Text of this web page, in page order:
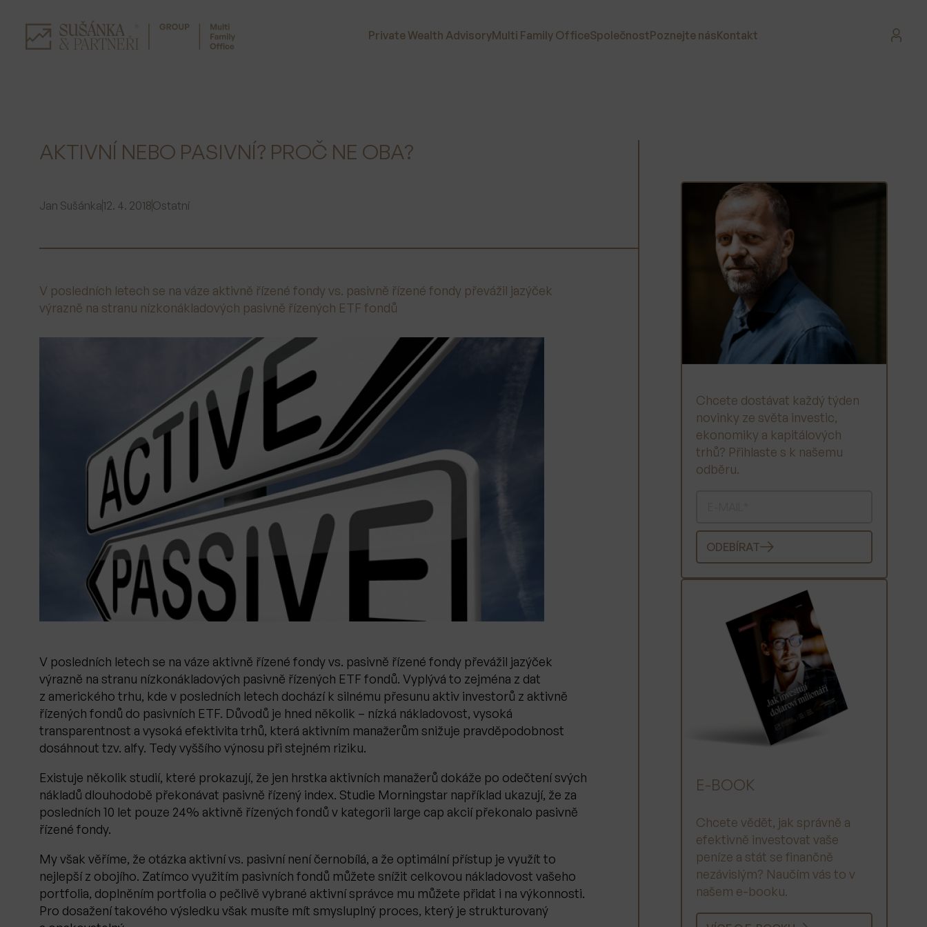
Private Wealth AdvisoryMulti Family OfficeSpolečnostPoznejte násKontakt
AKTIVNÍ NEBO PASIVNÍ? PROČ NE OBA?
Jan Sušánka12. 4. 2018Ostatní
V posledních letech se na váze aktivně řízené fondy vs. pasivně řízené fondy převážil jazýček
výrazně na stranu nízkonákladových pasivně řízených ETF fondů
V posledních letech se na váze aktivně řízené fondy vs. pasivně řízené fondy převážil jazýček
výrazně na stranu nízkonákladových pasivně řízených ETF fondů. Vyplývá to zejména z dat
z amerického trhu, kde v posledních letech dochází k silnému přesunu aktiv investorů z aktivně
řízených fondů do pasivních ETF. Důvodů je hned několik – nízká nákladovost, vysoká
transparentnost a vysoká efektivita trhů, která aktivním manažerům snižuje pravděpodobnost
dosáhnout tzv. alfy. Tedy vyššího výnosu při stejném riziku.
Existuje několik studií, které prokazují, že jen hrstka aktivních manažerů dokáže po odečtení svých
nákladů dlouhodobě překonávat pasivně řízený index. Studie Morningstar například ukazují, že za
posledních 10 let pouze 24% aktivně řízených fondů v kategorii large cap akcií překonalo pasivně
řízené fondy.
My však věříme, že otázka aktivní vs. pasivní není černobílá, a že optimální přístup je využít to
nejlepší z obojího. Zatímco využitím pasivních fondů můžete snížit celkovou nákladovost vašeho
portfolia, doplněním portfolia o pečlivě vybrané aktivní správce mu můžete přidat i na výkonnosti.
Pro dosažení takového výsledku však musíte mít smysluplný proces, který je strukturovaný
Chcete dostávat každý týden
novinky ze světa investic,
ekonomiky a kapitálových
trhů? Přihlaste s k našemu
odběru.
ODEBÍRAT
E-BOOK
Chcete vědět, jak správně a
efektivně investovat vaše
peníze a stát se finančně
nezávislým? Naučím vás to v
našem e-booku.